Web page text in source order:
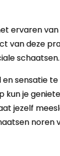
ervaren van
van deze
schaatsen.
en sensatie
kun je
jezelf
noren